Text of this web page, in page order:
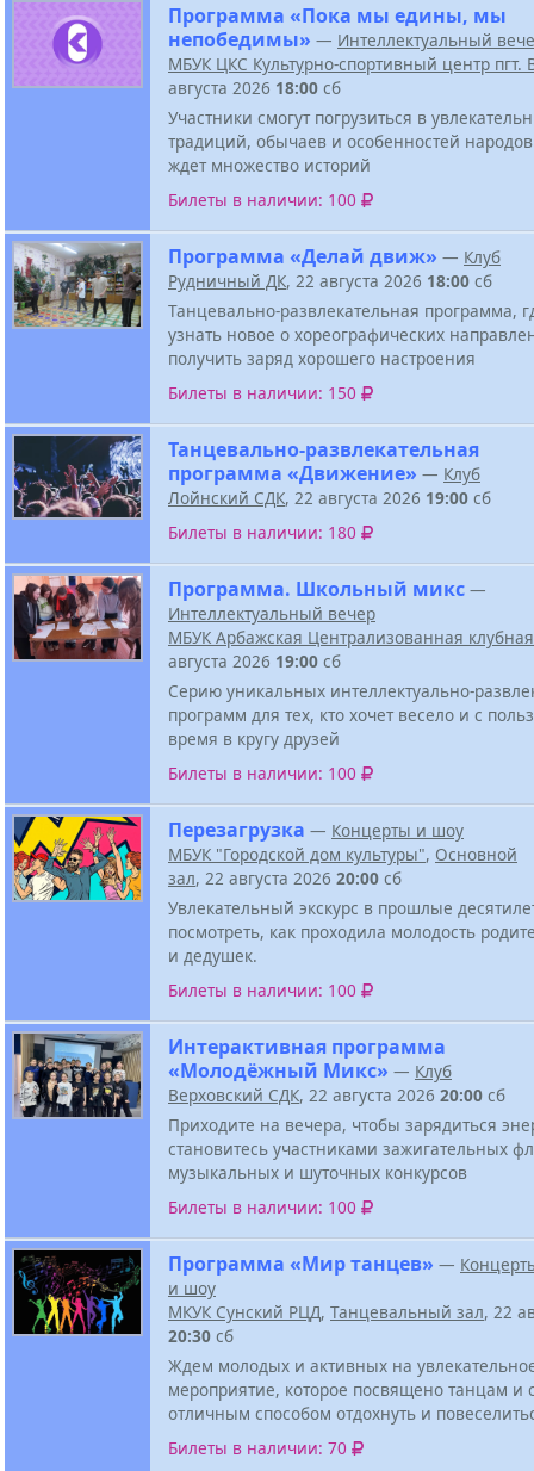
Программа «Пока мы едины, мы
непобедимы» — Интеллектуальный
МБУК ЦКС Культурно-спортивный центр пгт.
августа 2026 18:00 сб
Участники смогут погрузиться в
традиций, обычаев и особенностей
ждет множество историй
Билеты в наличии: 100
Программа «Делай движ» — Клуб
Рудничный ДК, 22 августа 2026 18:00 сб
Танцевально-развлекательная программа,
узнать новое о хореографических
получить заряд хорошего настроения
Билеты в наличии: 150
Танцевально-развлекательная
программа «Движение» — Клуб
Лойнский СДК, 22 августа 2026 19:00 сб
Билеты в наличии: 180
Программа. Школьный микс —
Интеллектуальный вечер
МБУК Арбажская Централизованная
августа 2026 19:00 сб
Серию уникальных интеллектуально-
программ для тех, кто хочет весело и с
время в кругу друзей
Билеты в наличии: 100
Перезагрузка — Концерты и шоу
МБУК "Городской дом культуры", Основной
зал, 22 августа 2026 20:00 сб
Увлекательный экскурс в прошлые
посмотреть, как проходила молодость
и дедушек.
Билеты в наличии: 100
Интерактивная программа
«Молодёжный Микс» — Клуб
Верховский СДК, 22 августа 2026 20:00 сб
Приходите на вечера, чтобы зарядиться
становитесь участниками зажигательных
музыкальных и шуточных конкурсов
Билеты в наличии: 100
Программа «Мир танцев» —
и шоу
МКУК Сунский РЦД, Танцевальный зал, 22
20:30 сб
Ждем молодых и активных на
мероприятие, которое посвящено танцам и
отличным способом отдохнуть и
Билеты в наличии: 70